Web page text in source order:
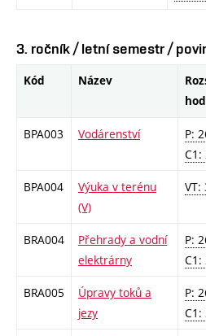
3. ročník / letní semestr /
Kód Název
BPA003 Vodárenství
P:
C1:
BPA004
Výuka v terénu
(V)
VT:
BRA004
Přehrady a vodní
elektrárny
P:
C1:
BRA005
Úpravy toků a
jezy
P:
C1: